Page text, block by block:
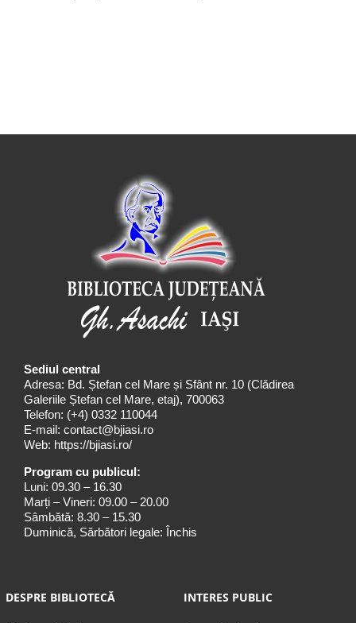
Sediul central
Adresa: Bd. Ștefan cel Mare și Sfânt nr. 10 (Clădirea
Galeriile Ștefan cel Mare, etaj), 700063
Telefon: (+4) 0332 110044
E-mail: contact@bjiasi.ro
Web: https://bjiasi.ro/
Program cu publicul:
Luni: 09.30 – 16.30
Marți – Vineri: 09.00 – 20.00
Sâmbătă: 8.30 – 15.30
Duminică, Sărbători legale: Închis
DESPRE BIBLIOTECĂ INTERES PUBLIC